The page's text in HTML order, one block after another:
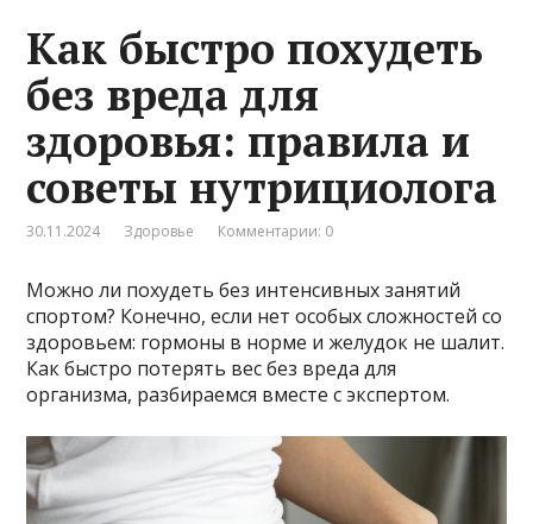
Как быстро похудеть
без вреда для
здоровья: правила и
советы нутрициолога
30.11.2024 Здоровье Комментарии: 0
Можно ли похудеть без интенсивных занятий
спортом? Конечно, если нет особых сложностей со
здоровьем: гормоны в норме и желудок не шалит.
Как быстро потерять вес без вреда для
организма, разбираемся вместе с экспертом.